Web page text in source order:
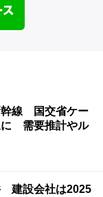
幹線 国交省ケー
に 需要推計やル
建設会社は2025